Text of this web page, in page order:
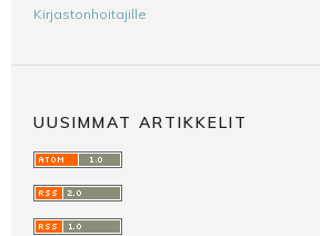
Kirjastonhoitajille
UUSIMMAT ARTIKKELIT